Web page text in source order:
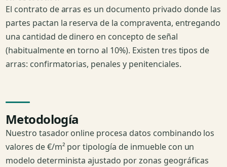
El contrato de arras es un documento privado donde las
partes pactan la reserva de la compraventa, entregando
una cantidad de dinero en concepto de señal
(habitualmente en torno al 10%). Existen tres tipos de
arras: confirmatorias, penales y penitenciales.
Metodología
Nuestro tasador online procesa datos combinando los
valores de €/m² por tipología de inmueble con un
modelo determinista ajustado por zonas geográficas